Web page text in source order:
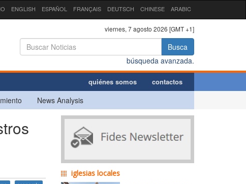
ENGLISH ESPAÑOL FRANÇAIS DEUTSCH CHINESE ARABIC
viernes, 7 agosto 2026 [GMT +1]
Busca
búsqueda avanzada.
quiénes somos contactos
News Analysis
iglesias locales